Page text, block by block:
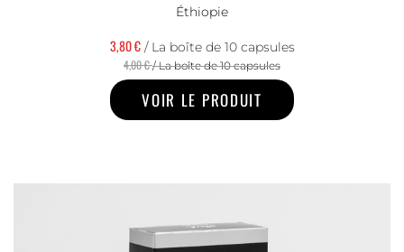
Éthiopie
3,80 €/ La boîte de 10 capsules
4,00 €/ La boîte de 10 capsules
VOIR LE PRODUIT